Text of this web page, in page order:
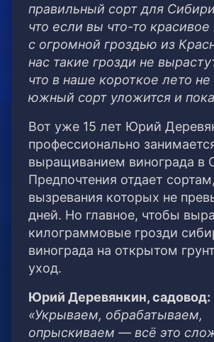
правильный сорт для
что если вы что-то красивое
с огромной гроздью из
нас такие грозди не
что в наше короткое лето
южный сорт уложится и
Вот уже 15 лет Юрий
профессионально
выращиванием винограда в
Предпочтения отдает
вызревания которых не
дней. Но главное, чтобы
килограммовые грозди
винограда на открытом
уход.
Юрий Деревянкин, садовод:
«Укрываем, обрабатываем,
опрыскиваем — всё это